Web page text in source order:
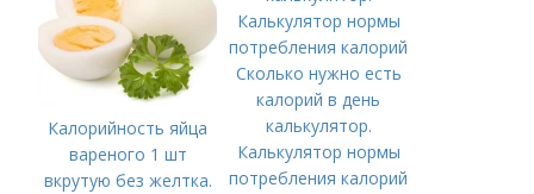
Калорийность яйца
вареного 1 шт
вкрутую без желтка.
Сколько нужно есть
калорий в день
калькулятор.
Калькулятор нормы
потребления калорий